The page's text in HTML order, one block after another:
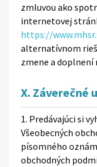
zmluvou ako
internetovej
https://
alternatívnom
zmene a doplnení
X. Záverečné
1. Predávajúci si
Všeobecných
písomného
obchodných